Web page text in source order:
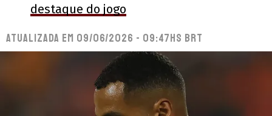
destaque do jogo
Atualizada em 09/06/2026 - 09:47hs BRT